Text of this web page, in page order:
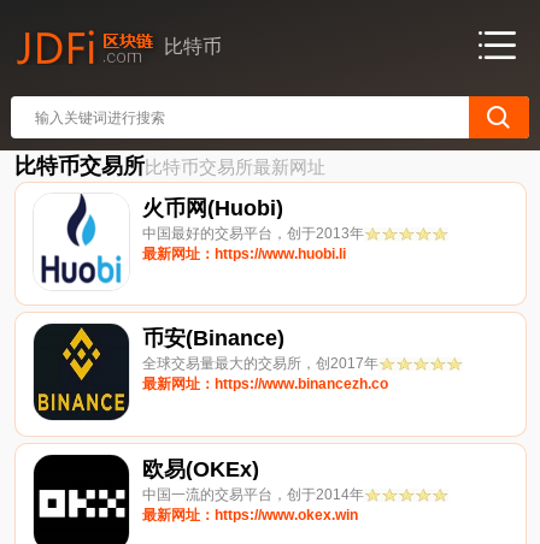
比特币
比特币交易所比特币交易所最新网址
火币网(Huobi)
中国最好的交易平台，创于2013年
最新网址：https://www.huobi.li
币安(Binance)
全球交易量最大的交易所，创2017年
最新网址：https://www.binancezh.co
欧易(OKEx)
中国一流的交易平台，创于2014年
最新网址：https://www.okex.win